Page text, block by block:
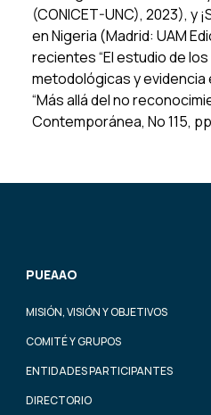
(CONICET-UNC), 2023), y
en Nigeria (Madrid: UAM
recientes “El estudio de
metodológicas y evidencia
“Más allá del no
Contemporánea, No 115,
PUEAAO
MISIÓN, VISIÓN Y OBJETIVOS
COMITÉ Y GRUPOS
ENTIDADES PARTICIPANTES
DIRECTORIO